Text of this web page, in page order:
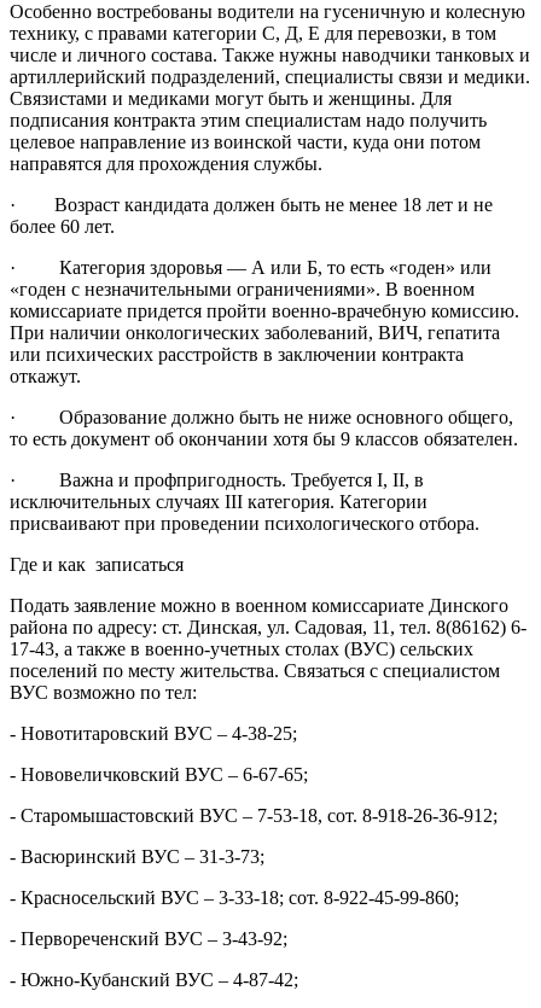
Особенно востребованы водители на гусеничную и колесную
технику, с правами категории С, Д, Е для перевозки, в том
числе и личного состава. Также нужны наводчики танковых и
артиллерийский подразделений, специалисты связи и медики.
Связистами и медиками могут быть и женщины. Для
подписания контракта этим специалистам надо получить
целевое направление из воинской части, куда они потом
направятся для прохождения службы.
· Возраст кандидата должен быть не менее 18 лет и не
более 60 лет.
· Категория здоровья — А или Б, то есть «годен» или
«годен с незначительными ограничениями». В военном
комиссариате придется пройти военно-врачебную комиссию.
При наличии онкологических заболеваний, ВИЧ, гепатита
или психических расстройств в заключении контракта
откажут.
· Образование должно быть не ниже основного общего,
то есть документ об окончании хотя бы 9 классов обязателен.
· Важна и профпригодность. Требуется I, II, в
исключительных случаях III категория. Категории
присваивают при проведении психологического отбора.
Где и как записаться
Подать заявление можно в военном комиссариате Динского
района по адресу: ст. Динская, ул. Садовая, 11, тел. 8(86162) 6-
17-43, а также в военно-учетных столах (ВУС) сельских
поселений по месту жительства. Связаться с специалистом
ВУС возможно по тел:
- Новотитаровский ВУС – 4-38-25;
- Нововеличковский ВУС – 6-67-65;
- Старомышастовский ВУС – 7-53-18, сот. 8-918-26-36-912;
- Васюринский ВУС – 31-3-73;
- Красносельский ВУС – 3-33-18; сот. 8-922-45-99-860;
- Первореченский ВУС – 3-43-92;
- Южно-Кубанский ВУС – 4-87-42;